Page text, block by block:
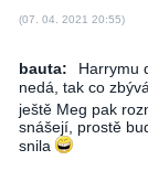
(07. 04. 2021 20:55)
bauta:
Harrymu
nedá, tak co
ještě Meg pak
snášejí, prostě
snila